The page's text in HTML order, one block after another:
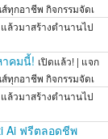
ทุกอาชีพ กิจกรรมจัดเ
ล้วมาสร้างตำนานไป
คมนี้! เปิดแล้ว! | แจก
ทุกอาชีพ กิจกรรมจัดเ
ล้วมาสร้างตำนานไป
Ai ฟรีตลอดชีพ